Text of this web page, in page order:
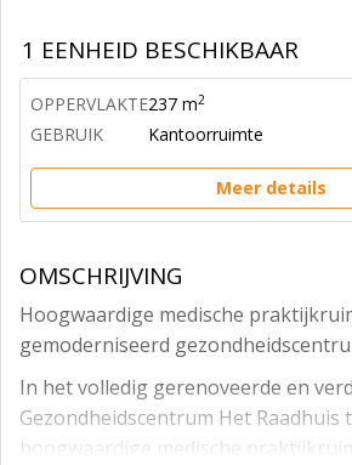
1 EENHEID BESCHIKBAAR
OPPERVLAKTE237 m2
GEBRUIK Kantoorruimte
Meer details
OMSCHRIJVING
Hoogwaardige medische
gemoderniseerd
In het volledig gerenoveerde en
Gezondheidscentrum Het Raadhuis
hoogwaardige medische